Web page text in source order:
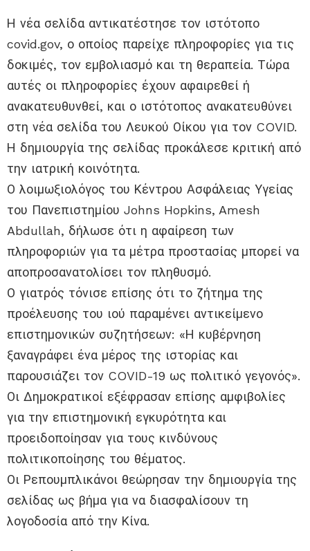
Η νέα σελίδα αντικατέστησε τον ιστότοπο
covid.gov, ο οποίος παρείχε πληροφορίες για τις
δοκιμές, τον εμβολιασμό και τη θεραπεία. Τώρα
αυτές οι πληροφορίες έχουν αφαιρεθεί ή
ανακατευθυνθεί, και ο ιστότοπος ανακατευθύνει
στη νέα σελίδα του Λευκού Οίκου για τον COVID.
Η δημιουργία της σελίδας προκάλεσε κριτική από
την ιατρική κοινότητα.
Ο λοιμωξιολόγος του Κέντρου Ασφάλειας Υγείας
του Πανεπιστημίου Johns Hopkins, Amesh
Abdullah, δήλωσε ότι η αφαίρεση των
πληροφοριών για τα μέτρα προστασίας μπορεί να
αποπροσανατολίσει τον πληθυσμό.
Ο γιατρός τόνισε επίσης ότι το ζήτημα της
προέλευσης του ιού παραμένει αντικείμενο
επιστημονικών συζητήσεων: «Η κυβέρνηση
ξαναγράφει ένα μέρος της ιστορίας και
παρουσιάζει τον COVID-19 ως πολιτικό γεγονός».
Οι Δημοκρατικοί εξέφρασαν επίσης αμφιβολίες
για την επιστημονική εγκυρότητα και
προειδοποίησαν για τους κινδύνους
πολιτικοποίησης του θέματος.
Οι Ρεπουμπλικάνοι θεώρησαν την δημιουργία της
σελίδας ως βήμα για να διασφαλίσουν τη
λογοδοσία από την Κίνα.